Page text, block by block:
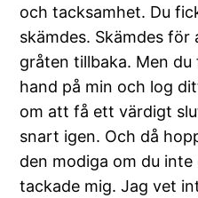
och tacksamhet. Du
skämdes. Skämdes
gråten tillbaka. Men du
hand på min och log
om att få ett värdigt
snart igen. Och då
den modiga om du
tackade mig. Jag vet